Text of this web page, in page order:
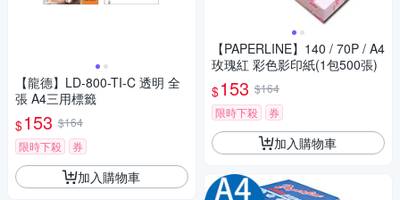
【龍德】LD-800-TI-C 透明 全
張 A4三用標籤
$153 $164
限時下殺
券
加入購物車
【PAPERLINE】140 / 70P / A4
玫瑰紅 彩色影印紙(1包500張)
$153 $164
限時下殺
券
加入購物車